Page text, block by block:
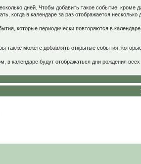
дней. Чтобы добавить такое событие,
когда в календаре за раз отображается несколько
которые периодически повторяются в
также можете добавлять открытые события,
в календаре будут отображаться дни рождения